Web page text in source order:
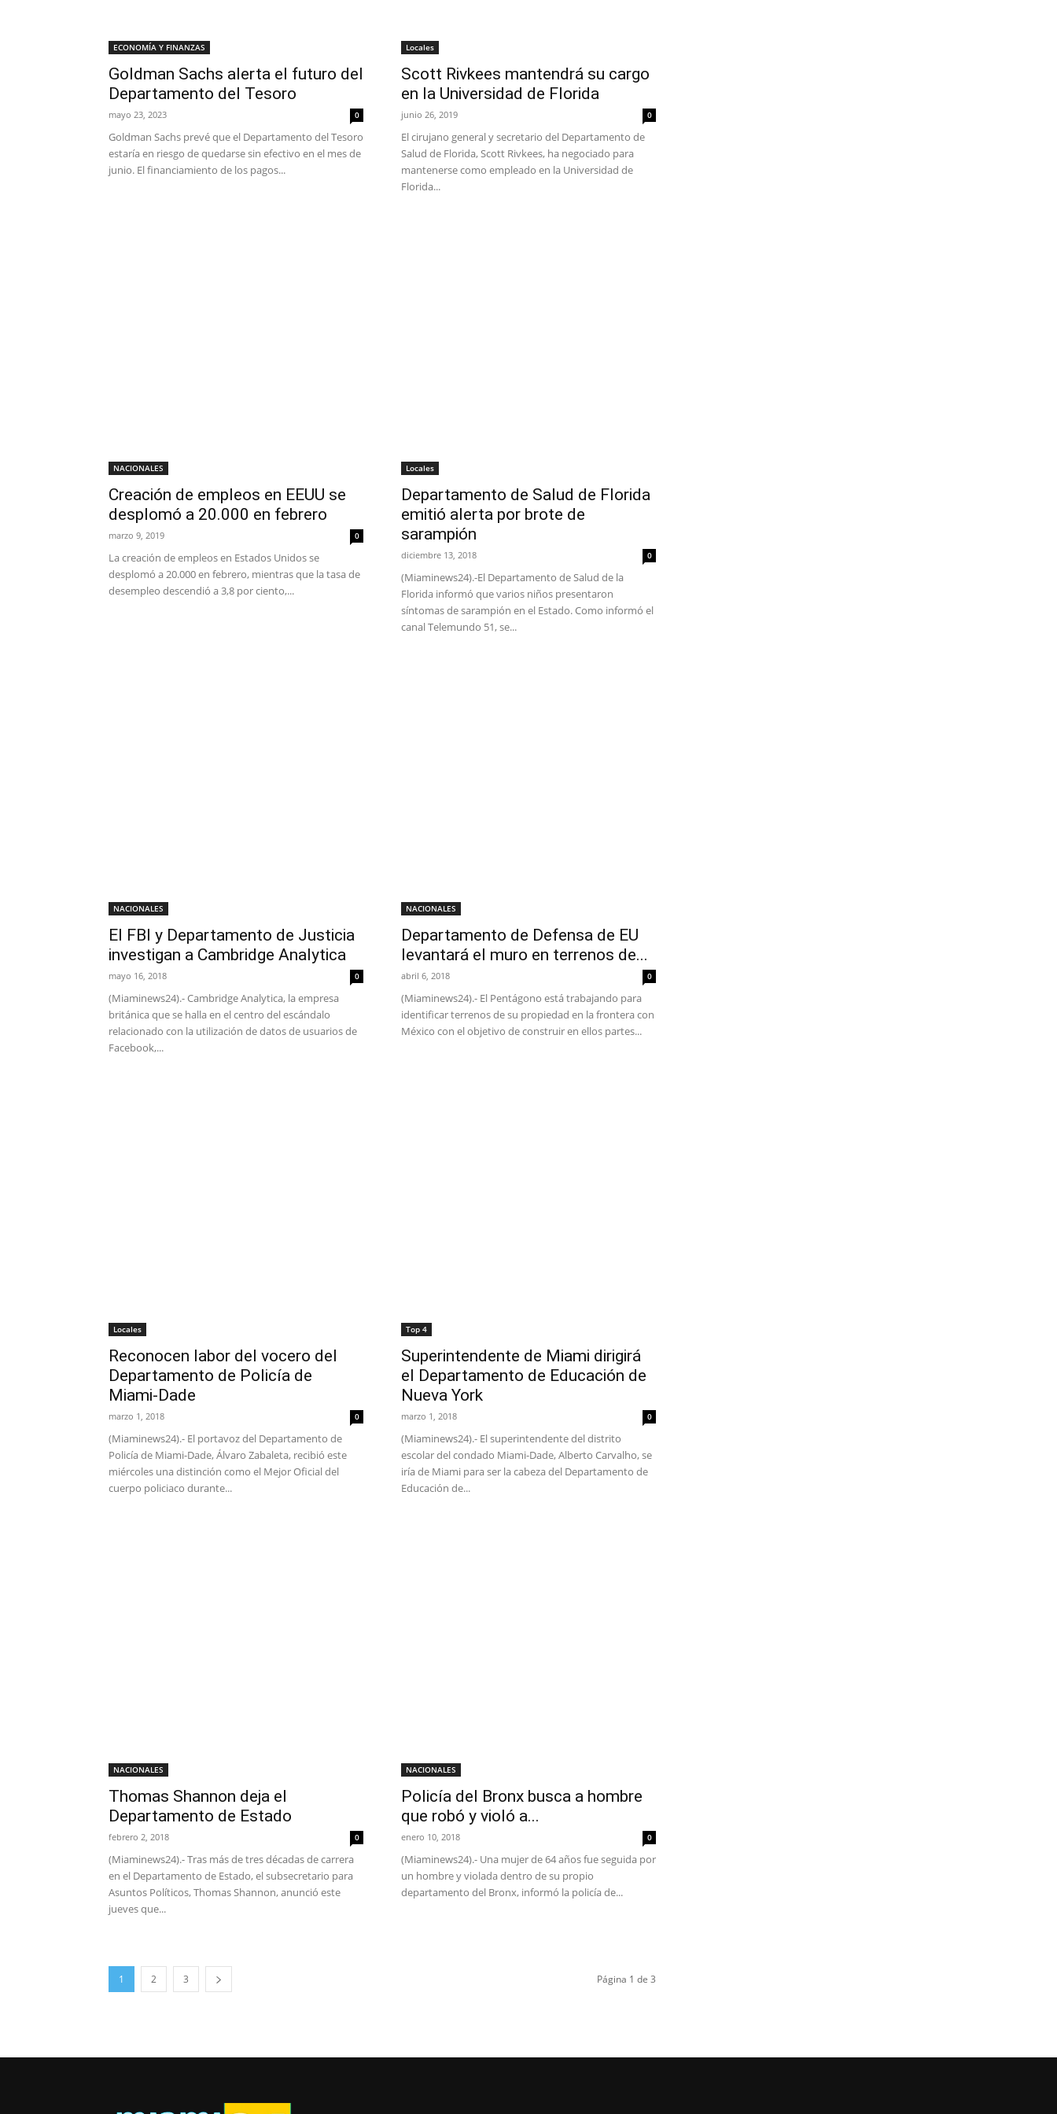
ECONOMÍA Y FINANZAS
Goldman Sachs alerta el futuro del
Departamento del Tesoro
mayo 23, 2023 0
Goldman Sachs prevé que el Departamento del Tesoro
estaría en riesgo de quedarse sin efectivo en el mes de
junio. El financiamiento de los pagos...
Locales
Scott Rivkees mantendrá su cargo
en la Universidad de Florida
junio 26, 2019 0
El cirujano general y secretario del Departamento de
Salud de Florida, Scott Rivkees, ha negociado para
mantenerse como empleado en la Universidad de
Florida...
NACIONALES
Creación de empleos en EEUU se
desplomó a 20.000 en febrero
marzo 9, 2019 0
La creación de empleos en Estados Unidos se
desplomó a 20.000 en febrero, mientras que la tasa de
desempleo descendió a 3,8 por ciento,...
Locales
Departamento de Salud de Florida
emitió alerta por brote de
sarampión
diciembre 13, 2018 0
(Miaminews24).-El Departamento de Salud de la
Florida informó que varios niños presentaron
síntomas de sarampión en el Estado. Como informó el
canal Telemundo 51, se...
NACIONALES
El FBI y Departamento de Justicia
investigan a Cambridge Analytica
mayo 16, 2018 0
(Miaminews24).- Cambridge Analytica, la empresa
británica que se halla en el centro del escándalo
relacionado con la utilización de datos de usuarios de
Facebook,...
NACIONALES
Departamento de Defensa de EU
levantará el muro en terrenos de...
abril 6, 2018 0
(Miaminews24).- El Pentágono está trabajando para
identificar terrenos de su propiedad en la frontera con
México con el objetivo de construir en ellos partes...
Locales
Reconocen labor del vocero del
Departamento de Policía de
Miami-Dade
marzo 1, 2018 0
(Miaminews24).- El portavoz del Departamento de
Policía de Miami-Dade, Álvaro Zabaleta, recibió este
miércoles una distinción como el Mejor Oficial del
cuerpo policiaco durante...
Top 4
Superintendente de Miami dirigirá
el Departamento de Educación de
Nueva York
marzo 1, 2018 0
(Miaminews24).- El superintendente del distrito
escolar del condado Miami-Dade, Alberto Carvalho, se
iría de Miami para ser la cabeza del Departamento de
Educación de...
NACIONALES
Thomas Shannon deja el
Departamento de Estado
febrero 2, 2018 0
(Miaminews24).- Tras más de tres décadas de carrera
en el Departamento de Estado, el subsecretario para
Asuntos Políticos, Thomas Shannon, anunció este
jueves que...
NACIONALES
Policía del Bronx busca a hombre
que robó y violó a...
enero 10, 2018 0
(Miaminews24).- Una mujer de 64 años fue seguida por
un hombre y violada dentro de su propio
departamento del Bronx, informó la policía de...
1 2 3 Página 1 de 3